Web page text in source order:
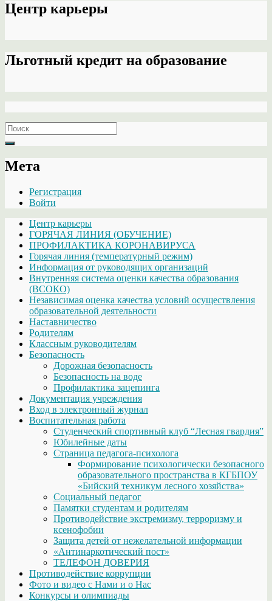
Центр карьеры
Льготный кредит на образование
Search
for:
Мета
Регистрация
Войти
Центр карьеры
ГОРЯЧАЯ ЛИНИЯ (ОБУЧЕНИЕ)
ПРОФИЛАКТИКА КОРОНАВИРУСА
Горячая линия (температурный режим)
Информация от руководящих организаций
Внутренняя система оценки качества образования
(ВСОКО)
Независимая оценка качества условий осуществления
образовательной деятельности
Наставничество
Родителям
Классным руководителям
Безопасность
Дорожная безопасность
Безопасность на воде
Профилактика зацепинга
Документация учреждения
Вход в электронный журнал
Воспитательная работа
Студенческий спортивный клуб “Лесная гвардия”
Юбилейные даты
Страница педагога-психолога
Формирование психологически безопасного
образовательного пространства в КГБПОУ
«Бийский техникум лесного хозяйства»
Социальный педагог
Памятки студентам и родителям
Противодействие экстремизму, терроризму и
ксенофобии
Защита детей от нежелательной информации
«Антинаркотический пост»
ТЕЛЕФОН ДОВЕРИЯ
Противодействие коррупции
Фото и видео с Нами и о Нас
Конкурсы и олимпиады